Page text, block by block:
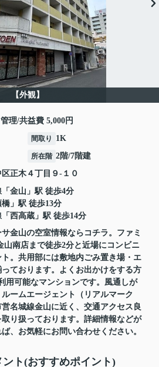
【外観】
理/共益費 5,000円
間取り 1K
所在階 2階/7階建
区正木 ４丁目９-１０
「 金山 」駅 徒歩4分
橋 」駅 徒歩13分
「 西高蔵 」駅 徒歩14分
金山の空室情報ならコチラ。ファミ
山南店まで徒歩2分と近場にコンビニ
。共用部には敷地内ごみ置き場・エ
ております。よくお出かけをする方
用可能なマンションです。風通しが
ームエージェント（リアルマーク
名城線金山に近く、交通アクセス良
り扱っております。詳細情報などが
、お気軽にお問い合わせください。
ト(おすすめポイント)